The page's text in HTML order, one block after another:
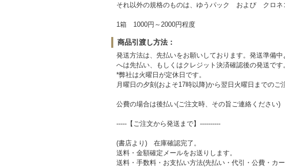
それ以外の規格のものは、ゆうパック および クロネ
1箱 1000円～2000円程度
商品引渡し方法：
発送方法は、先払いをお願いしております。発送準備
へは先払い、もしくはクレジット決済確認後の発送です
*弊社は火曜日が定休日です。
月曜日の夕刻(およそ17時以降)から翌日火曜日までの
公費の場合は後払い(ご注文時、その旨ご連絡ください)
-----【ご注文から発送まで】----------
(書店より) 在庫確認完了。
送料・金額確定メールをお送りします。
送料・手数料・お支払い方法(先払い・代引・公費・カー